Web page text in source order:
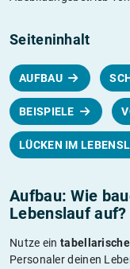
Seiteninhalt
AUFBAU
BEISPIELE
LÜCKEN IM
Aufbau: Wie
Lebenslauf auf?
Nutze ein
Personaler deinen